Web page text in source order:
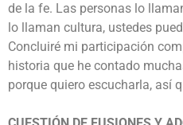
de la fe. Las personas lo
lo llaman cultura, ustedes
Concluiré mi participación
historia que he contado
porque quiero escucharla, así